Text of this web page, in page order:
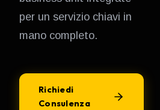
per un servizio chiavi in
mano completo.
Richiedi
Consulenza